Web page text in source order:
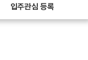
입주관심 등록